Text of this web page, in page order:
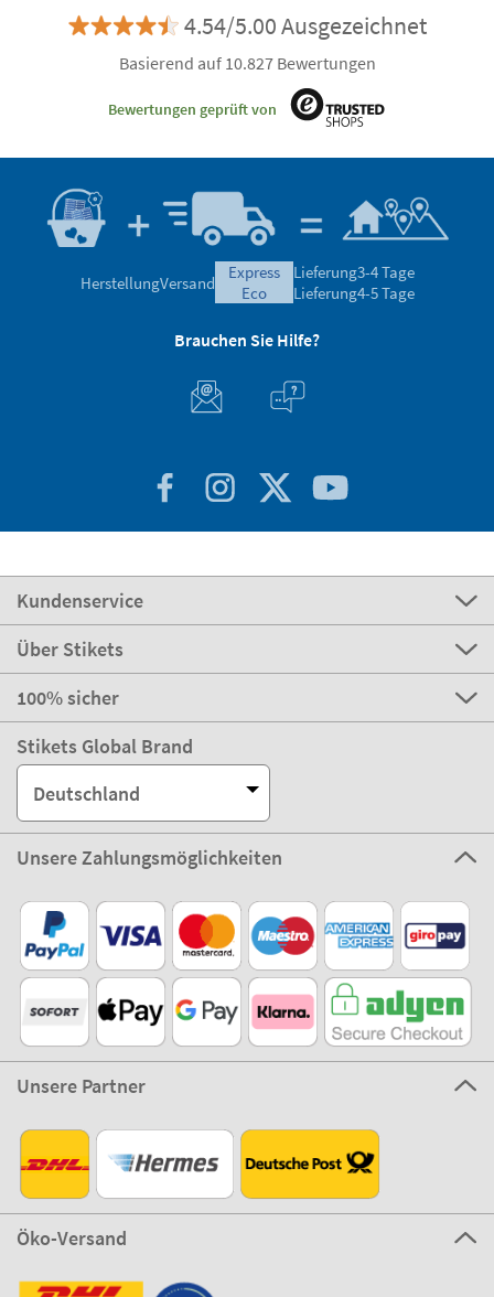
4.54/5.00 Ausgezeichnet
Basierend auf 10.827 Bewertungen
Bewertungen geprüft von
HerstellungVersand
express
eco
Lieferung3-4 Tage
Lieferung4-5 Tage
Brauchen Sie Hilfe?
Kundenservice
Über Stikets
100% sicher
Stikets Global Brand
Deutschland
Unsere Zahlungsmöglichkeiten
Unsere Partner
Öko-Versand